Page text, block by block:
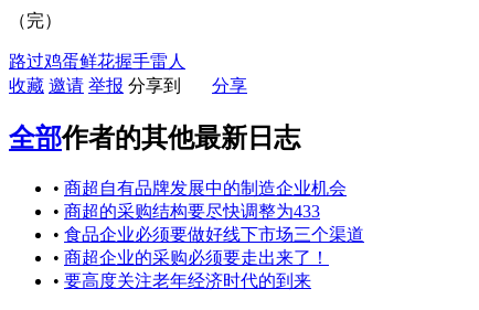
（完）
路过鸡蛋鲜花握手雷人
收藏 邀请 举报 分享到 分享
全部作者的其他最新日志
• 商超自有品牌发展中的制造企业机会
• 商超的采购结构要尽快调整为433
• 食品企业必须要做好线下市场三个渠道
• 商超企业的采购必须要走出来了！
• 要高度关注老年经济时代的到来